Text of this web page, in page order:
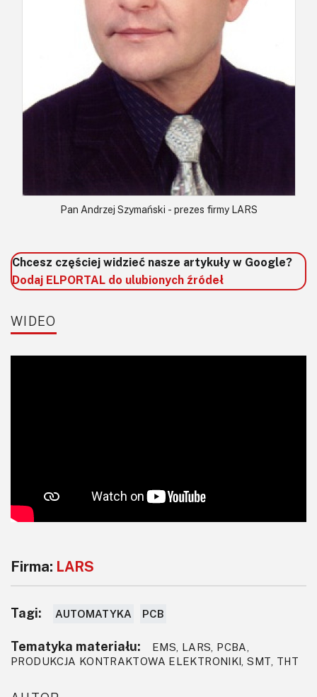
Pan Andrzej Szymański - prezes firmy LARS
Chcesz częściej widzieć nasze artykuły w Google?
Dodaj ELPORTAL do ulubionych źródeł
WIDEO
Firma: LARS
Tagi: AUTOMATYKA PCB
Tematyka materiału:
EMS, LARS, PCBA,
PRODUKCJA KONTRAKTOWA ELEKTRONIKI, SMT, THT